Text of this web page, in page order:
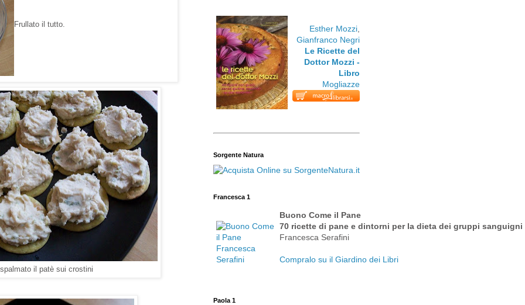
Frullato il tutto.
il patè sui crostini
Esther Mozzi
Gianfranco Negri
Le Ricette del
Dottor Mozzi -
Libro
Mogliazze
Sorgente Natura
Francesca 1
Buono Come il Pane
70 ricette di pane e dintorni per la dieta dei gruppi sanguigni
Francesca Serafini
Compralo su il Giardino dei Libri
Paola 1